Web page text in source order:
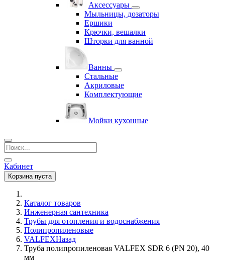
Аксессуары
Мыльницы, дозаторы
Ершики
Крючки, вешалки
Шторки для ванной
Ванны
Стальные
Акриловые
Комплектующие
Мойки кухонные
Кабинет
Корзина пуста
Каталог товаров
Инженерная сантехника
Трубы для отопления и водоснабжения
Полипропиленовые
VALFEXНазад
Труба полипропиленовая VALFEX SDR 6 (PN 20), 40
мм